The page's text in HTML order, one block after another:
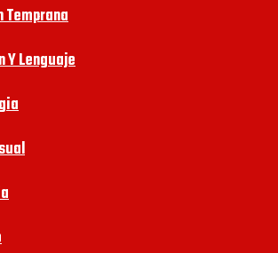
Temprana
Y Lenguaje